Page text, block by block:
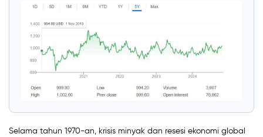
Selama tahun 1970-an, krisis minyak dan resesi ekonomi global